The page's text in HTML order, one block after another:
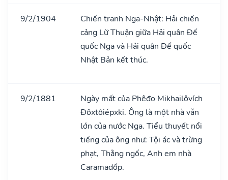
9/2/1904
Chiến tranh Nga-Nhật: Hải chiến
cảng Lữ Thuận giữa Hải quân Đế
quốc Nga và Hải quân Đế quốc
Nhật Bản kết thúc.
9/2/1881
Ngày mất của Phêđo Mikhailôvích
Đôxtôiépxki. Ông là một nhà vǎn
lớn của nước Nga. Tiểu thuyết nổi
tiếng của ông như: Tội ác và trừng
phạt, Thằng ngốc, Anh em nhà
Caramadốp.